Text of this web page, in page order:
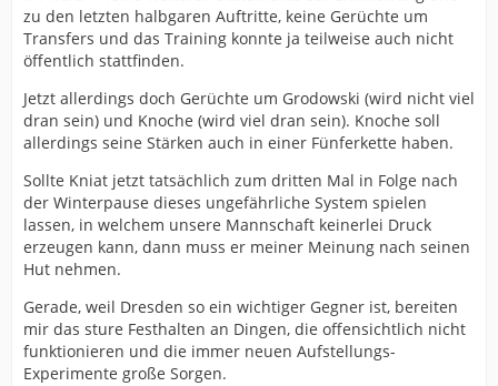
zu den letzten halbgaren Auftritte, keine Gerüchte um
Transfers und das Training konnte ja teilweise auch nicht
öffentlich stattfinden.
Jetzt allerdings doch Gerüchte um Grodowski (wird nicht viel
dran sein) und Knoche (wird viel dran sein). Knoche soll
allerdings seine Stärken auch in einer Fünferkette haben.
Sollte Kniat jetzt tatsächlich zum dritten Mal in Folge nach
der Winterpause dieses ungefährliche System spielen
lassen, in welchem unsere Mannschaft keinerlei Druck
erzeugen kann, dann muss er meiner Meinung nach seinen
Hut nehmen.
Gerade, weil Dresden so ein wichtiger Gegner ist, bereiten
mir das sture Festhalten an Dingen, die offensichtlich nicht
funktionieren und die immer neuen Aufstellungs-
Experimente große Sorgen.